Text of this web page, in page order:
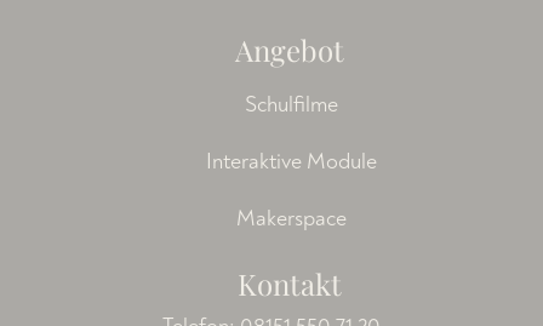
Angebot
Schulfilme
Interaktive Module
Makerspace
Kontakt